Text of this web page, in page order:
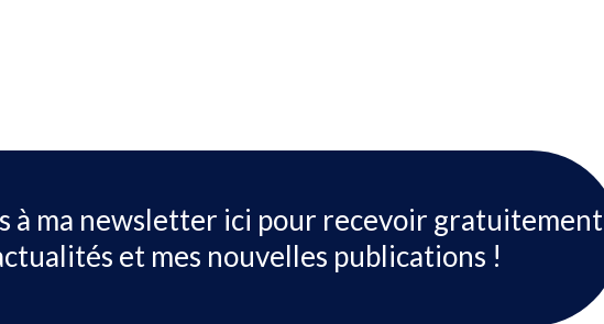
à ma newsletter ici pour recevoir gratuitement
et mes nouvelles publications !